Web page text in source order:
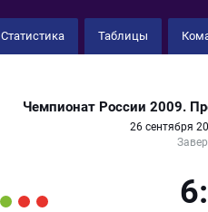
Статистика Таблицы
Чемпионат России 2009.
26 сентября